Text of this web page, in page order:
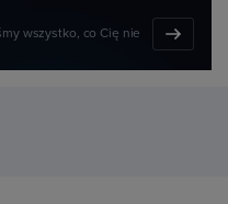
wszystko, co Cię nie